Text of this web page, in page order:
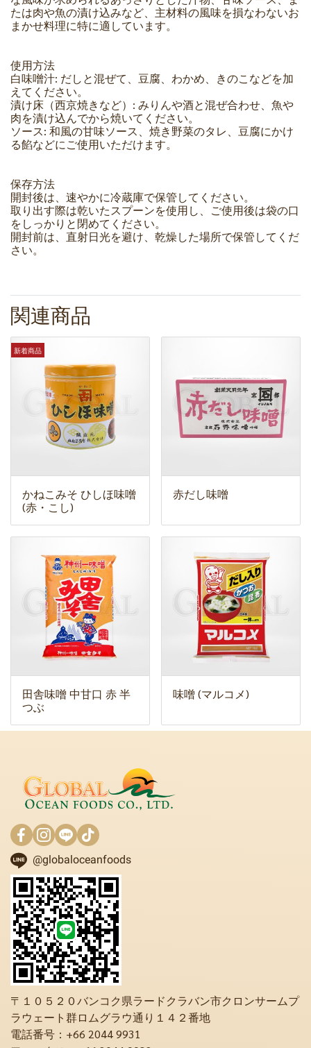
たは肉や魚の漬け込みなど、主材料の風味を損なわないお
まかせ料理に特に適しています。
使用方法
白味噌汁: だしと混ぜて、豆腐、わかめ、きのこなどを加
えてください。
漬け床（西京焼きなど）: みりんや酒と混ぜ合わせ、魚や
肉を漬け込んでから焼いてください。
ソース: 和風の甘味ソース、焼き野菜のタレ、豆腐にかけ
る餡などにご使用いただけます。
保存方法
開封後は、速やかに冷蔵庫で保管してください。
取り出す際は乾いたスプーンを使用し、ご使用後は袋の口
をしっかりと閉めてください。
開封前は、直射日光を避け、乾燥した場所で保管してくだ
さい。
関連商品
新着商品
かねこみそ ひしほ味噌
(赤・こし)
赤だし味噌
田舎味噌 中甘口 赤 半
つぶ
味噌 (マルコメ)
@globaloceanfoods
〒１０５２０バンコク県ラードクラバン市クロンサームプ
ラウェート群ロムグラウ通り１４２番地
電話番号：+66 2044 9931